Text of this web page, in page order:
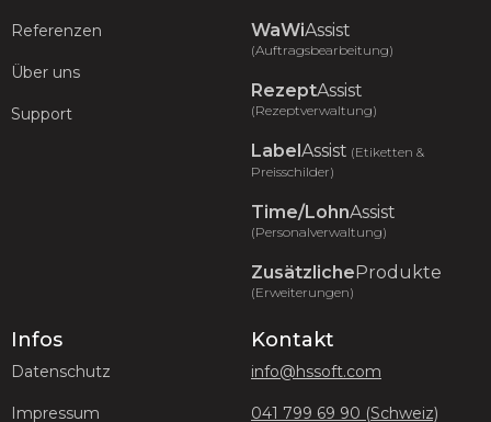
Referenzen
Über uns
Support
WaWiAssist
(Auftragsbearbeitung)
RezeptAssist
(Rezeptverwaltung)
LabelAssist (Etiketten &
Preisschilder)
Time/LohnAssist
(Personalverwaltung)
ZusätzlicheProdukte
(Erweiterungen)
Infos
Datenschutz
Impressum
Kontakt
info@hssoft.com
041 799 69 90 (Schweiz)